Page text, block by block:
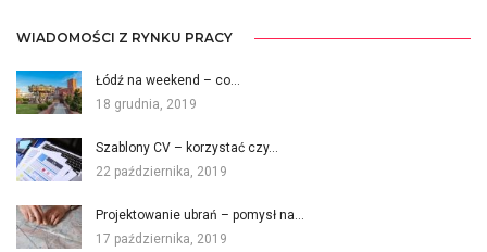
WIADOMOŚCI Z RYNKU PRACY
Łódź na weekend – co…
18 grudnia, 2019
Szablony CV – korzystać czy…
22 października, 2019
Projektowanie ubrań – pomysł na…
17 października, 2019